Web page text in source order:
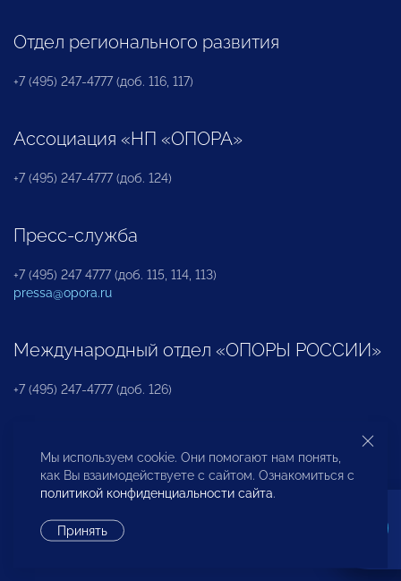
Отдел регионального развития
+7 (495) 247-4777 (доб. 116, 117)
Ассоциация «НП «ОПОРА»
+7 (495) 247-4777 (доб. 124)
Пресс-служба
+7 (495) 247 4777 (доб. 115, 114, 113)
pressa@opora.ru
Международный отдел «ОПОРЫ РОССИИ»
+7 (495) 247-4777 (доб. 126)
Бюро по защите прав предпринимателей и
инвесторов
Мы используем cookie. Они помогают нам понять,
как Вы взаимодействуете с сайтом. Ознакомиться с
политикой конфиденциальности сайта.
Принять